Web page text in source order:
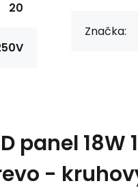
20
Značka:
panel 18W
-